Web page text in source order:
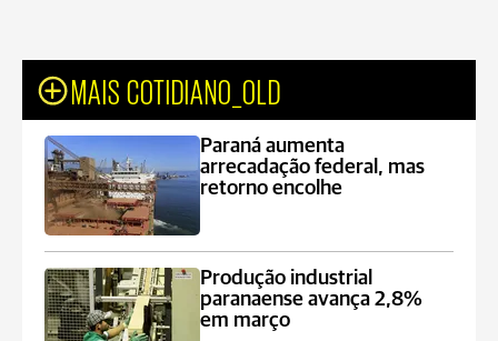
MAIS COTIDIANO_OLD
Paraná aumenta
arrecadação federal, mas
retorno encolhe
Produção industrial
paranaense avança 2,8%
em março